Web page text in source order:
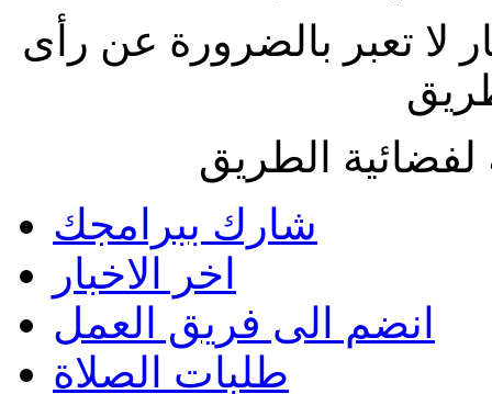
لا تعبر بالضرورة عن رأى
الطريق
شارك ببرامجك
اخر الاخبار
انضم الى فريق العمل
طلبات الصلاة